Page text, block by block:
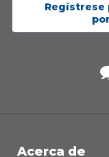
Regístrese
Acerca de